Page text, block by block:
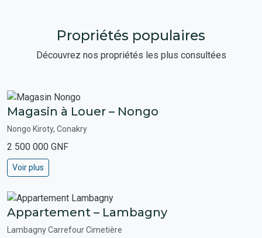
Propriétés populaires
Découvrez nos propriétés les plus consultées
Magasin à Louer – Nongo
Nongo Kiroty, Conakry
2 500 000 GNF
Voir plus
Appartement – Lambagny
Lambagny Carrefour Cimetière